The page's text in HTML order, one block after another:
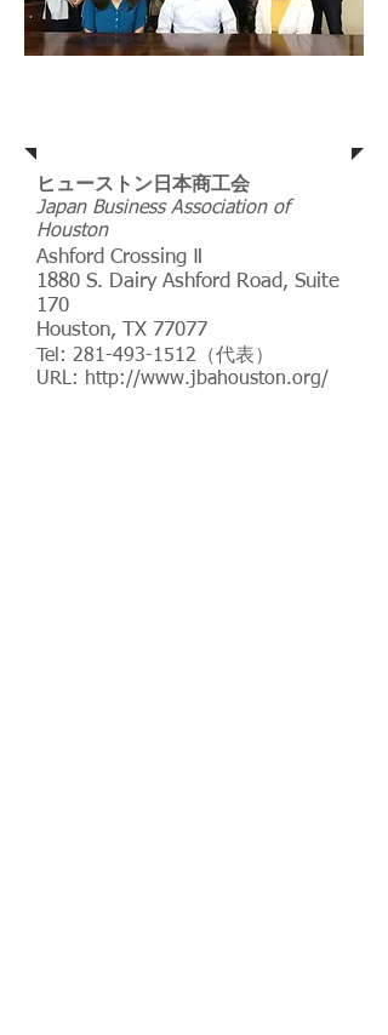
ヒューストン日本商工会
Japan Business Association of
Houston
Ashford Crossing Ⅱ
1880 S. Dairy Ashford Road, Suite
170
Houston, TX 77077
Tel: 281-493-1512 （代表）
URL: http://www.jbahouston.org/